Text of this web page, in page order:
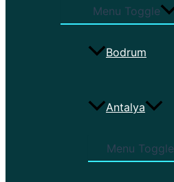
Menu Toggle
Bodrum
Antalya
Menu Toggle